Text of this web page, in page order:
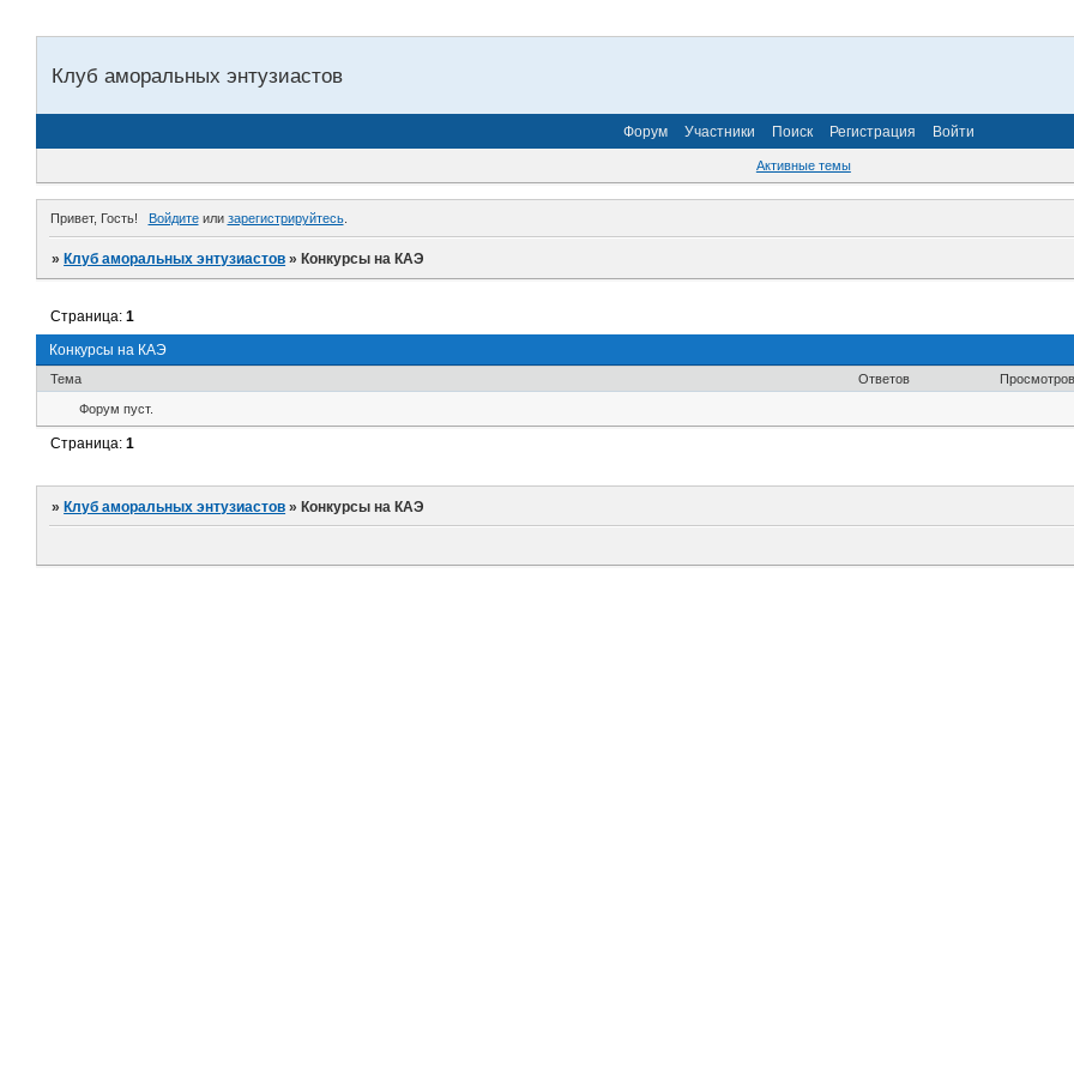
Клуб аморальных энтузиастов
Форум Участники Поиск Регистрация Войти
Активные темы
Привет, Гость! Войдитеили зарегистрируйтесь.
»Клуб аморальных энтузиастов »Конкурсы на КАЭ
Конкурсы на КАЭ
Страница:1
Тема Ответов Просмотров
Форум пуст.
Страница:1
»Клуб аморальных энтузиастов »Конкурсы на КАЭ